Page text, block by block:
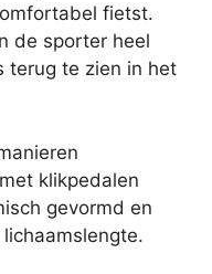
fietst.
de sporter heel
terug te zien in het
klikpedalen
gevormd en